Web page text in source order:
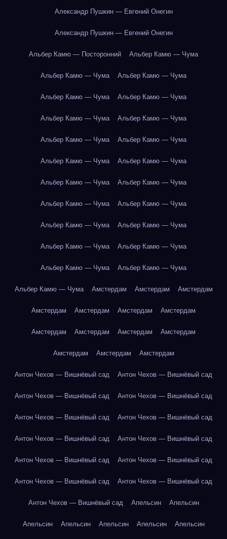
Александр Пушкин — Евгений Онегин
Александр Пушкин — Евгений Онегин
Альбер Камю — Посторонний Альбер Камю — Чума
Альбер Камю — Чума Альбер Камю — Чума
Альбер Камю — Чума Альбер Камю — Чума
Альбер Камю — Чума Альбер Камю — Чума
Альбер Камю — Чума Альбер Камю — Чума
Альбер Камю — Чума Альбер Камю — Чума
Альбер Камю — Чума Альбер Камю — Чума
Альбер Камю — Чума Альбер Камю — Чума
Альбер Камю — Чума Альбер Камю — Чума
Альбер Камю — Чума Альбер Камю — Чума
Альбер Камю — Чума Альбер Камю — Чума
Альбер Камю — Чума Амстердам Амстердам Амстердам
Амстердам Амстердам Амстердам Амстердам
Амстердам Амстердам Амстердам Амстердам
Амстердам Амстердам Амстердам
Антон Чехов — Вишнёвый сад Антон Чехов — Вишнёвый сад
Антон Чехов — Вишнёвый сад Антон Чехов — Вишнёвый сад
Антон Чехов — Вишнёвый сад Антон Чехов — Вишнёвый сад
Антон Чехов — Вишнёвый сад Антон Чехов — Вишнёвый сад
Антон Чехов — Вишнёвый сад Антон Чехов — Вишнёвый сад
Антон Чехов — Вишнёвый сад Антон Чехов — Вишнёвый сад
Антон Чехов — Вишнёвый сад Апельсин Апельсин
Апельсин Апельсин Апельсин Апельсин Апельсин